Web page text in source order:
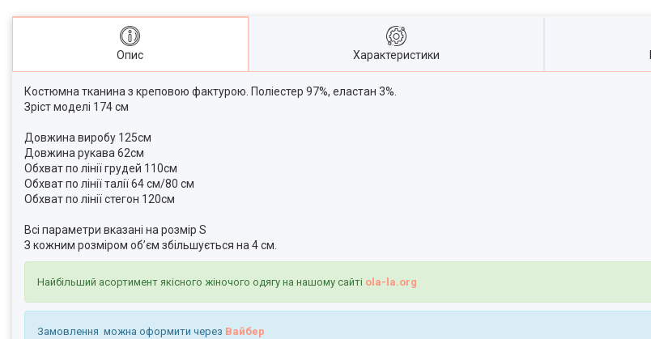
Опис Характеристики
Костюмна тканина з креповою фактурою. Поліестер 97%, еластан 3%.
Зріст моделі 174 см
Довжина виробу 125см
Довжина рукава 62см
Обхват по лінії грудей 110см
Обхват по лінії талії 64 см/80 см
Обхват по лінії стегон 120см
Всі параметри вказані на розмір S
З кожним розміром об’єм збільшується на 4 см.
Найбільший асортимент якісного жіночого одягу на нашому сайті ola-la.org
Замовлення можна оформити через Вайбер